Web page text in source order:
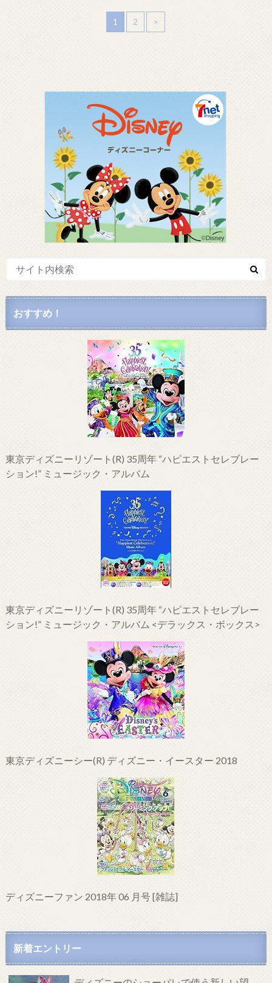
1 2 >
おすすめ！
東京ディズニーリゾート(R) 35周年 “ハピエストセレブレー
ション!” ミュージック・アルバム
東京ディズニーリゾート(R) 35周年 “ハピエストセレブレー
ション!” ミュージック・アルバム <デラックス・ボックス>
東京ディズニーシー(R) ディズニー・イースター 2018
ディズニーファン 2018年 06 月号 [雑誌]
新着エントリー